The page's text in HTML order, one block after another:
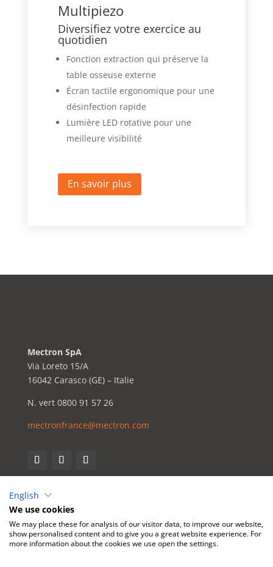
Multipiezo
Diversifiez votre exercice au
quotidien
Fonction extraction qui préserve la
table osseuse externe
Écran tactile ergonomique pour une
désinfection rapide
Lumière LED rotative pour une
meilleure visibilité
En savoir plus
Mectron SpA
Via Loreto 15/A
16042 Carasco (GE) – Italie
N. vert 0800 91 57 26
mectronfrance@mectron.com
English
We use cookies
We may place these for analysis of our visitor data, to improve our website,
show personalised content and to give you a great website experience. For
more information about the cookies we use open the settings.